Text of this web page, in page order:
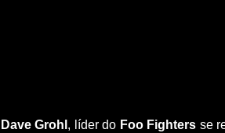
Dave Grohl , líder do Foo Fighters se